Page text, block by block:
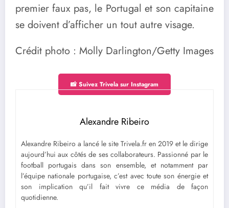
premier faux pas, le Portugal et son capitaine
se doivent d’afficher un tout autre visage.
Crédit photo : Molly Darlington/Getty Images
📸 Suivez Trivela sur Instagram
Alexandre Ribeiro
Alexandre Ribeiro a lancé le site Trivela.fr en 2019 et le dirige
aujourd’hui aux côtés de ses collaborateurs. Passionné par le
football portugais dans son ensemble, et notamment par
l’équipe nationale portugaise, c’est avec toute son énergie et
son implication qu’il fait vivre ce média de façon
quotidienne.